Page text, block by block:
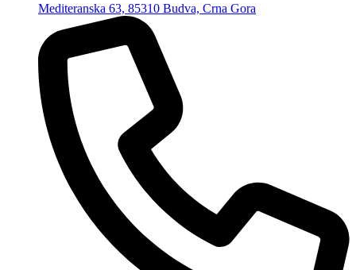
Mediteranska 63, 85310 Budva, Crna Gora